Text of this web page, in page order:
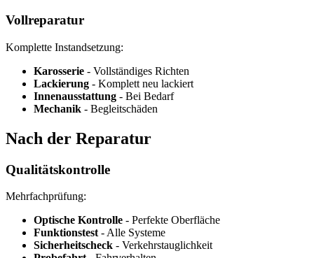
Vollreparatur
Komplette Instandsetzung:
Karosserie - Vollständiges Richten
Lackierung - Komplett neu lackiert
Innenausstattung - Bei Bedarf
Mechanik - Begleitschäden
Nach der Reparatur
Qualitätskontrolle
Mehrfachprüfung:
Optische Kontrolle - Perfekte Oberfläche
Funktionstest - Alle Systeme
Sicherheitscheck - Verkehrstauglichkeit